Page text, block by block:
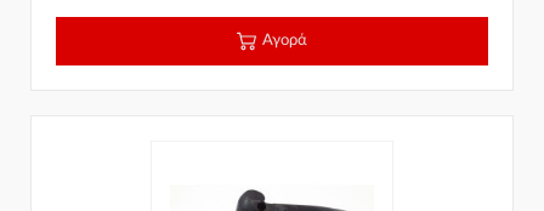
Αγορά